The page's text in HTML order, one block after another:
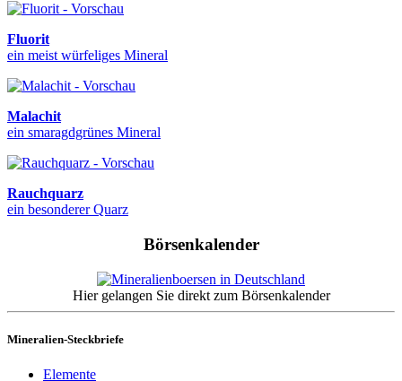
Fluorit
ein meist würfeliges Mineral
Malachit
ein smaragdgrünes Mineral
Rauchquarz
ein besonderer Quarz
Börsenkalender
Hier gelangen Sie direkt zum Börsenkalender
Mineralien-Steckbriefe
Elemente